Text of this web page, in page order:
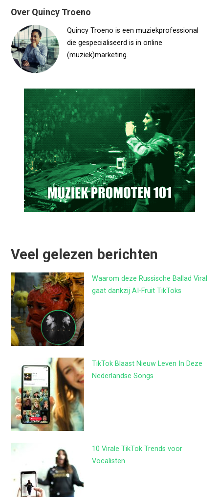
Over Quincy Troeno
Quincy Troeno is een muziekprofessional
die gespecialiseerd is in online
(muziek)marketing.
Veel gelezen berichten
Waarom deze Russische Ballad Viral
gaat dankzij AI-Fruit TikToks
TikTok Blaast Nieuw Leven In Deze
Nederlandse Songs
10 Virale TikTok Trends voor
Vocalisten